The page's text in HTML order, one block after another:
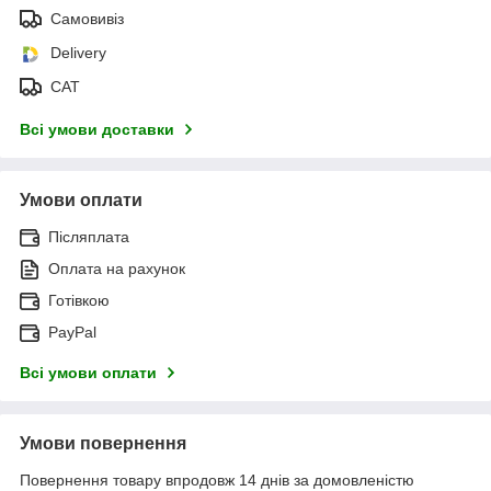
Самовивіз
Delivery
САТ
Всі умови доставки
Умови оплати
Післяплата
Оплата на рахунок
Готівкою
PayPal
Всі умови оплати
Умови повернення
Повернення товару впродовж 14 днів за домовленістю